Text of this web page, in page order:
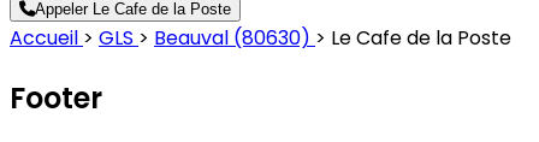
Appeler Le Cafe de la Poste
Accueil > GLS > Beauval (80630) > Le Cafe de la Poste
Footer